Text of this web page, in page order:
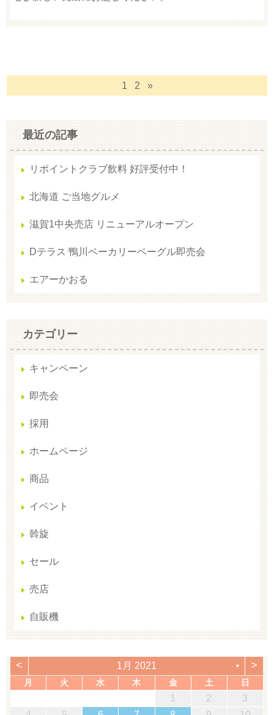
1 2 »
最近の記事
リポイントクラブ飲料 好評受付中！
北海道 ご当地グルメ
滋賀1中央売店 リニューアルオープン
Dテラス 鴨川ベーカリーベーグル即売会
エアーかおる
カテゴリー
キャンペーン
即売会
採用
ホームページ
商品
イベント
斡旋
セール
売店
自販機
< 1月 2021 ▼ >
月 火 水 木 金 土 日
1 2
3